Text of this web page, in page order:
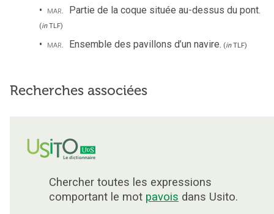
mar. Partie de la coque située au-dessus du pont.
(inTLF)
mar. Ensemble des pavillons d’un navire. (inTLF)
Recherches associées
Chercher toutes les expressions
comportant le mot pavois dans Usito.